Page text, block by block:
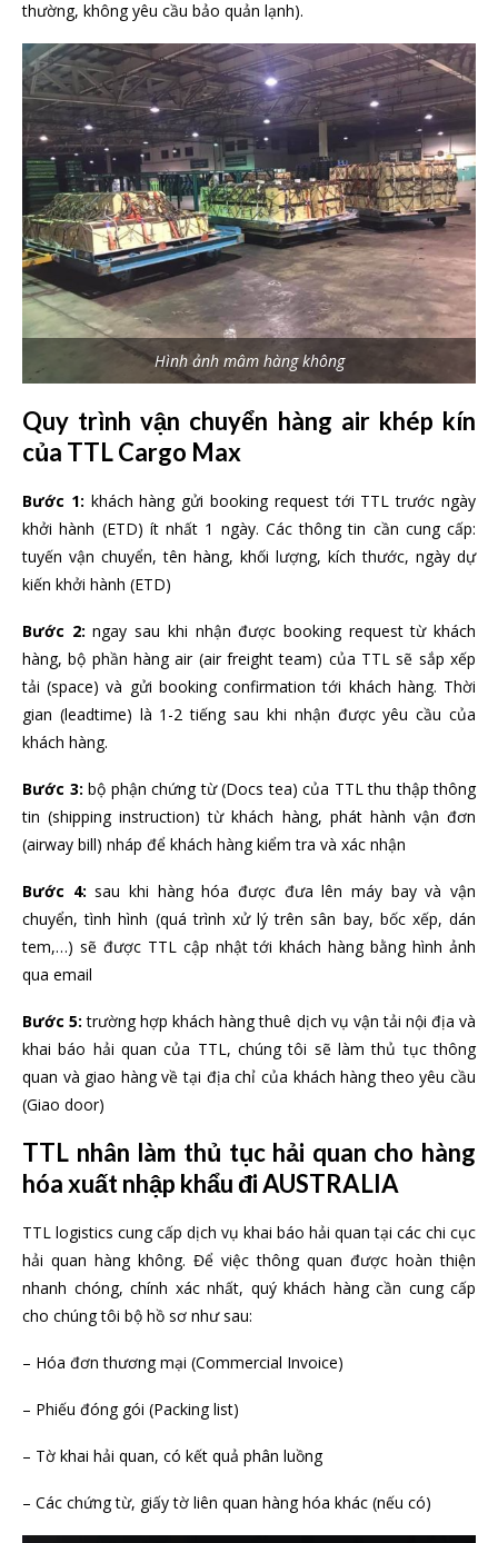
thường, không yêu cầu bảo quản lạnh).
Hình ảnh mâm hàng không
Quy trình vận chuyển hàng air khép kín
của TTL Cargo Max
Bước 1: khách hàng gửi booking request tới TTL trước ngày
khởi hành (ETD) ít nhất 1 ngày. Các thông tin cần cung cấp:
tuyến vận chuyển, tên hàng, khối lượng, kích thước, ngày dự
kiến khởi hành (ETD)
Bước 2: ngay sau khi nhận được booking request từ khách
hàng, bộ phần hàng air (air freight team) của TTL sẽ sắp xếp
tải (space) và gửi booking confirmation tới khách hàng. Thời
gian (leadtime) là 1-2 tiếng sau khi nhận được yêu cầu của
khách hàng.
Bước 3: bộ phận chứng từ (Docs tea) của TTL thu thập thông
tin (shipping instruction) từ khách hàng, phát hành vận đơn
(airway bill) nháp để khách hàng kiểm tra và xác nhận
Bước 4:sau khi hàng hóa được đưa lên máy bay và vận
chuyển, tình hình (quá trình xử lý trên sân bay, bốc xếp, dán
tem,…) sẽ được TTL cập nhật tới khách hàng bằng hình ảnh
qua email
Bước 5:trường hợp khách hàng thuê dịch vụ vận tải nội địa và
khai báo hải quan của TTL, chúng tôi sẽ làm thủ tục thông
quan và giao hàng về tại địa chỉ của khách hàng theo yêu cầu
(Giao door)
TTL nhân làm thủ tục hải quan cho hàng
hóa xuất nhập khẩu đi AUSTRALIA
TTL logistics cung cấp dịch vụ khai báo hải quan tại các chi cục
hải quan hàng không. Để việc thông quan được hoàn thiện
nhanh chóng, chính xác nhất, quý khách hàng cần cung cấp
cho chúng tôi bộ hồ sơ như sau:
– Hóa đơn thương mại (Commercial Invoice)
– Phiếu đóng gói (Packing list)
– Tờ khai hải quan, có kết quả phân luồng
– Các chứng từ, giấy tờ liên quan hàng hóa khác (nếu có)